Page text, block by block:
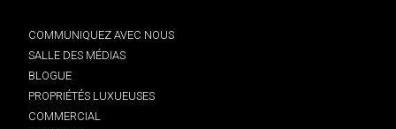
COMMUNIQUEZ AVEC NOUS
SALLE DES MÉDIAS
BLOGUE
PROPRIÉTÉS LUXUEUSES
COMMERCIAL